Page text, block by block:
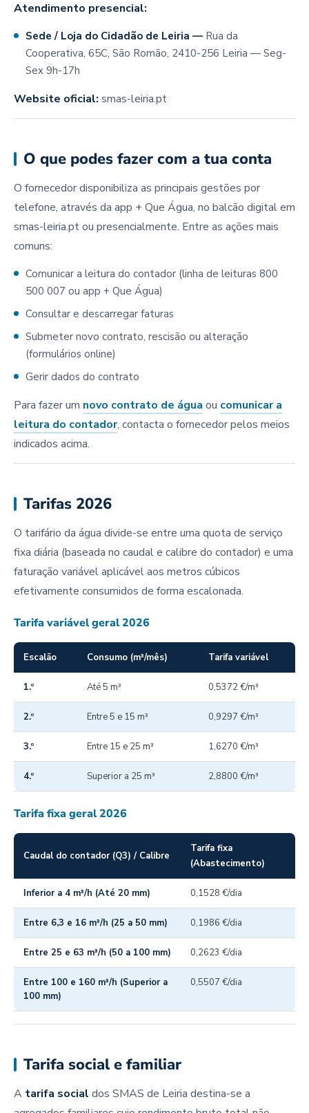
Atendimento presencial:
Sede / Loja do Cidadão de Leiria — Rua da
Cooperativa, 65C, São Romão, 2410-256 Leiria — Seg-
Sex 9h-17h
Website oficial: smas-leiria.pt
O que podes fazer com a tua conta
O fornecedor disponibiliza as principais gestões por
telefone, através da app + Que Água, no balcão digital em
smas-leiria.pt ou presencialmente. Entre as ações mais
comuns:
Comunicar a leitura do contador (linha de leituras 800
500 007 ou app + Que Água)
Consultar e descarregar faturas
Submeter novo contrato, rescisão ou alteração
(formulários online)
Gerir dados do contrato
Para fazer um novo contrato de água ou comunicar a
leitura do contador, contacta o fornecedor pelos meios
indicados acima.
Tarifas 2026
O tarifário da água divide-se entre uma quota de serviço
fixa diária (baseada no caudal e calibre do contador) e uma
faturação variável aplicável aos metros cúbicos
efetivamente consumidos de forma escalonada.
Tarifa variável geral 2026
Escalão Consumo (m³/mês) Tarifa variável
1.º Até 5 m³ 0,5372 €/m³
2.º Entre 5 e 15 m³ 0,9297 €/m³
3.º Entre 15 e 25 m³ 1,6270 €/m³
4.º Superior a 25 m³ 2,8800 €/m³
Tarifa fixa geral 2026
Caudal do contador (Q3) / Calibre
Tarifa fixa
(Abastecimento)
Inferior a 4 m³/h (Até 20 mm) 0,1528 €/dia
Entre 6,3 e 16 m³/h (25 a 50 mm) 0,1986 €/dia
Entre 25 e 63 m³/h (50 a 100 mm) 0,2623 €/dia
Entre 100 e 160 m³/h (Superior a
100 mm)
0,5507 €/dia
Tarifa social e familiar
A tarifa social dos SMAS de Leiria destina-se a